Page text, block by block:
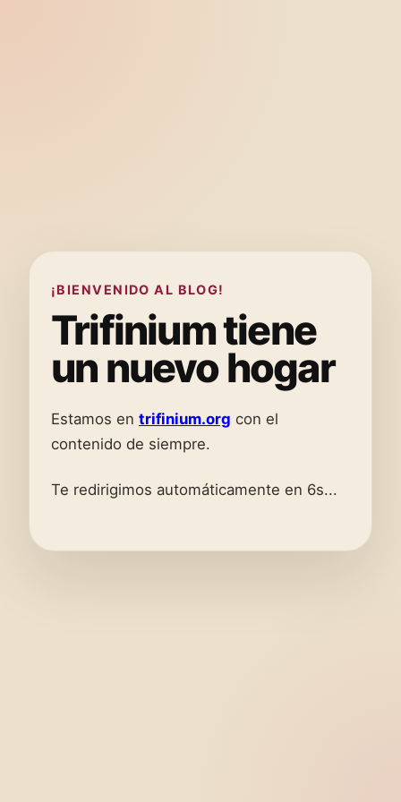
¡BIENVENIDO AL BLOG!
Trifinium tiene
un nuevo hogar
Estamos en trifinium.org con el
contenido de siempre.
Te redirigimos automáticamente en 6s...